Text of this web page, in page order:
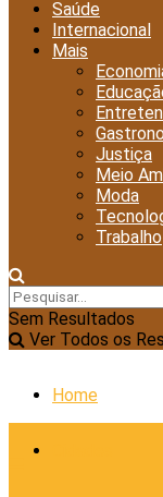
Saúde
Internacional
Mais
Justiça
Meio
Moda
Trabalho
Sem Resultados
Ver Todos os
Home